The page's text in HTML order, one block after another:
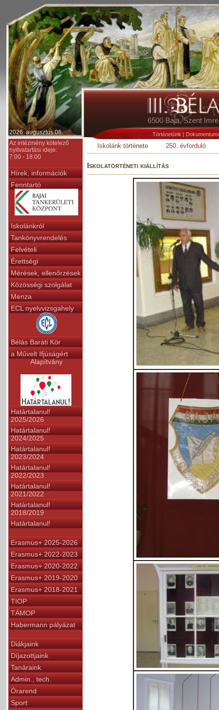
2026. augusztus 06.
6500 Baja, Szent
Történetünk |
Az intézmény kötelező
nyitvatartási ideje:
7:00 - 18:00
Hírek, információk
Fenntartó
Iskolánkról
Tankönyvrendelés
Felvételi
Érettségi
Mérések, ellenőrzések
Közösségi szolgálat
Menza
ECL nyelvvizsgahely
Bélás Baráti Kör
a Művelt Ifjúságért
Alapítvány
Határtalanul!
2025/2026
Határtalanul!
2024/2025
Határtalanul!
2023/2024
Határtalanul!
2022/2023
Határtalanul!
2021/2022
Határtalanul!
2018/2019
Határtalanul!
Erasmus+ 2025-2026
Erasmus+ 2022-2023
Erasmus+ 2020-2022
Erasmus+ 2019-2020
Erasmus+ 2018-2021
TIOP
TÁMOP
Habermann pályázat
Diákjaink
Díjazottjaink
Tanáraink
Admin., tech.
Órarend
Sport
Iskolánk története 250. évforduló
Iskolatörténeti kiállítás